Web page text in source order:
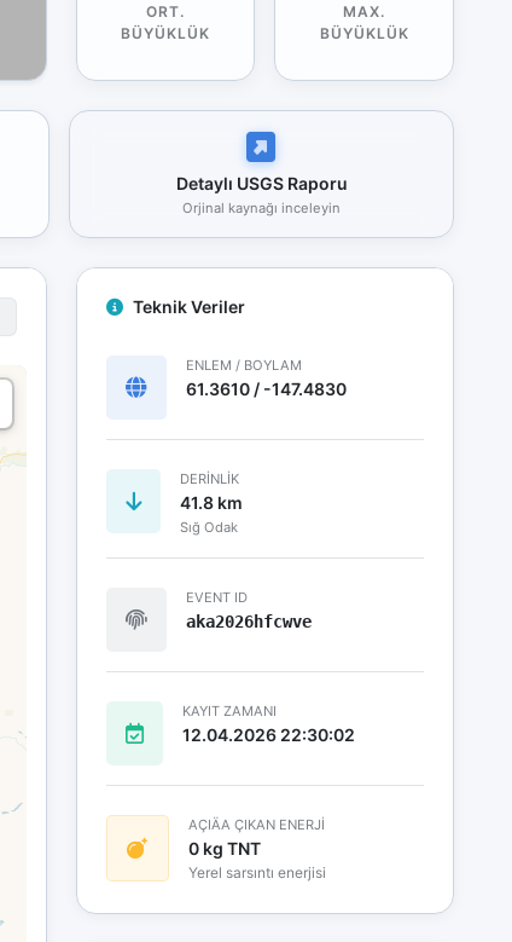
ORT.
BÜYÜKLÜK
MAX.
BÜYÜKLÜK
Detaylı USGS Raporu
Orjinal kaynağı inceleyin
Teknik Veriler
ENLEM / BOYLAM
61.3610 / -147.4830
DERINLIK
41.8 km
Sığ Odak
EVENT ID
aka2026hfcwve
KAYIT ZAMANI
12.04.2026 22:30:02
AÇIÄA ÇIKAN ENERJİ
0 kg TNT
Yerel sarsıntı enerjisi